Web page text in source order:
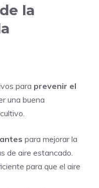
la
para prevenir el
una buena
para mejorar la
de aire estancado.
para que el aire